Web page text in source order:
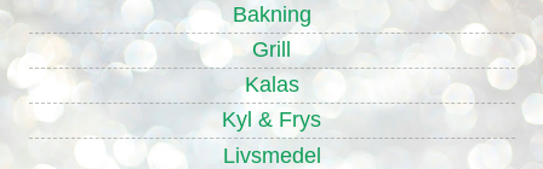
Bakning
Grill
Kalas
Kyl & Frys
Livsmedel